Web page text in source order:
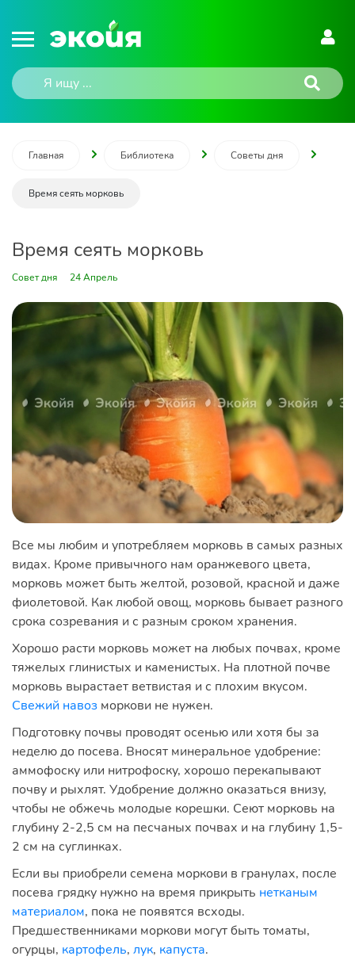
Главная Библиотека Советы дня
Время сеять морковь
Время сеять морковь
Совет дня 24 Апрель
Все мы любим и употребляем морковь в самых разных
видах. Кроме привычного нам оранжевого цвета,
морковь может быть желтой, розовой, красной и даже
фиолетовой. Как любой овощ, морковь бывает разного
срока созревания и с разным сроком хранения.
Хорошо расти морковь может на любых почвах, кроме
тяжелых глинистых и каменистых. На плотной почве
морковь вырастает ветвистая и с плохим вкусом.
Свежий навоз моркови не нужен.
Подготовку почвы проводят осенью или хотя бы за
неделю до посева. Вносят минеральное удобрение:
аммофоску или нитрофоску, хорошо перекапывают
почву и рыхлят. Удобрение должно оказаться внизу,
чтобы не обжечь молодые корешки. Сеют морковь на
глубину 2-2,5 см на песчаных почвах и на глубину 1,5-
2 см на суглинках.
Если вы приобрели семена моркови в гранулах, после
посева грядку нужно на время прикрыть нетканым
материалом, пока не появятся всходы.
Предшественниками моркови могут быть томаты,
огурцы, картофель, лук, капуста.